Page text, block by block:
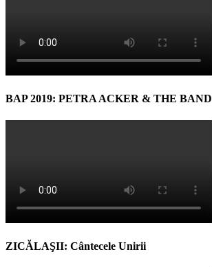
BAP 2019: PETRA ACKER & THE BAND
ZICĂLAŞII: Cântecele Unirii